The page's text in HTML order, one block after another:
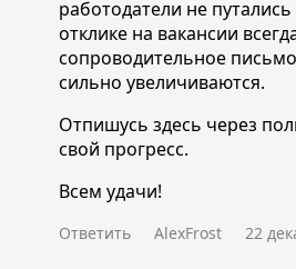
работодатели не
отклике на вакансии
сопроводительное
сильно увеличиваются.
Отпишусь здесь через
свой прогресс.
Всем удачи!
Ответить AlexFrost 22